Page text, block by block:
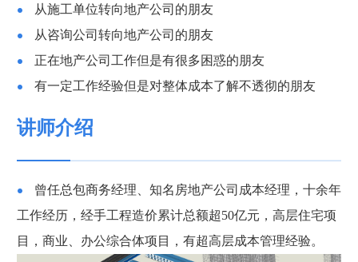
从施工单位转向地产公司的朋友
从咨询公司转向地产公司的朋友
正在地产公司工作但是有很多困惑的朋友
有一定工作经验但是对整体成本了解不透彻的朋友
讲师介绍
曾任总包商务经理、知名房地产公司成本经理，十余年
工作经历，经手工程造价累计总额超50亿元，高层住宅项
目，商业、办公综合体项目，有超高层成本管理经验。